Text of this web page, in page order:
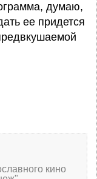
думаю,
ее придется
кино